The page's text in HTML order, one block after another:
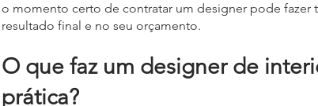
o momento certo de contratar um designer pode fazer
resultado final e no seu orçamento.
O que faz um designer de
prática?